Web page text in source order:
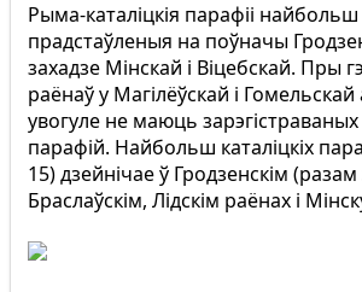
Рыма-каталіцкія парафіі найбольш
прадстаўленыя на поўначы
захадзе Мінскай і Віцебскай. Пры
раёнаў у Магілёўскай і
увогуле не маюць зарэгістраваных
парафій. Найбольш каталіцкіх
15) дзейнічае ў Гродзенскім
Браслаўскім, Лідскім раёнах і